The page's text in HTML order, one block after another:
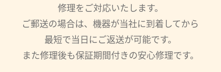
修理をご対応いたします。
ご郵送の場合は、機器が当社に到着してから
最短で当日にご返送が可能です。
また修理後も保証期間付きの安心修理です。